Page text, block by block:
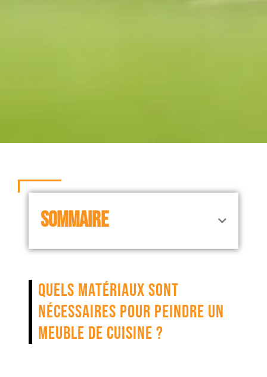
SOMMAIRE
Quels matériaux sont
nécessaires pour peindre un
meuble de cuisine ?